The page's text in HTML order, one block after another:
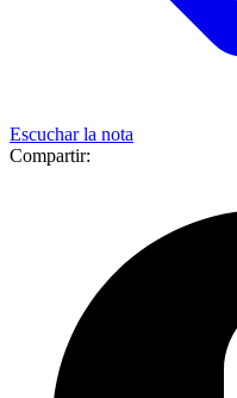
Escuchar la nota
Compartir: